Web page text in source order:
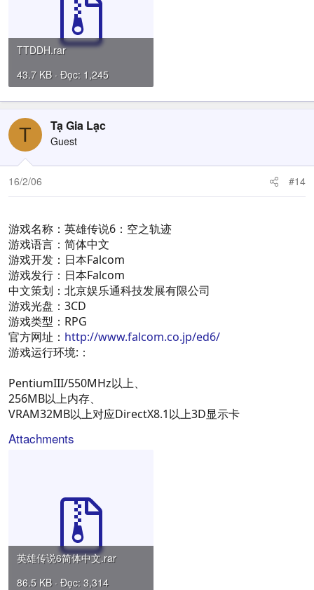
TTDDH.rar
43.7 KB · Đọc: 1,245
T Tạ Gia Lạc
Guest
16/2/06 #14
游戏名称：英雄传说6：空之轨迹
游戏语言：简体中文
游戏开发：日本Falcom
游戏发行：日本Falcom
中文策划：北京娱乐通科技发展有限公司
游戏光盘：3CD
游戏类型：RPG
官方网址： http://www.falcom.co.jp/ed6/
游戏运行环境:：
PentiumIII/550MHz以上、
256MB以上内存、
VRAM32MB以上对应DirectX8.1以上3D显示卡
Attachments
英雄传说6简体中文.rar
86.5 KB · Đọc: 3,314